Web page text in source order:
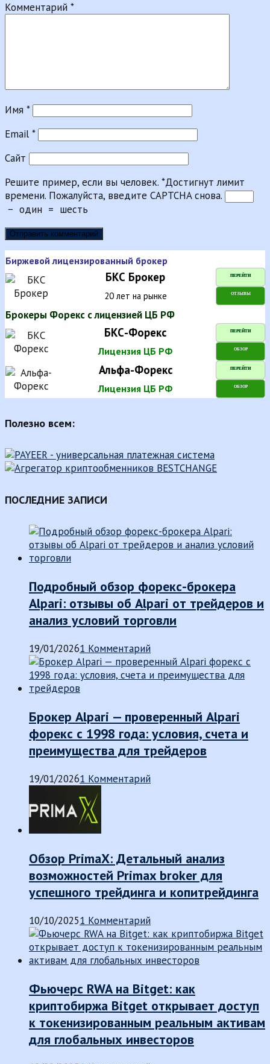
Комментарий *
Имя *
Email *
Сайт
Решите пример, если вы человек. *Достигнут лимит
времени. Пожалуйста, введите CAPTCHA снова.
− один = шесть
Биржевой лицензированный брокер
БКС Брокер ПЕРЕЙТИ
20 лет на рынке ОТЗЫВЫ
Брокеры Форекс с лицензией ЦБ РФ
БКС-Форекс ПЕРЕЙТИ
Лицензия ЦБ РФ ОБЗОР
Альфа-Форекс ПЕРЕЙТИ
Лицензия ЦБ РФ ОБЗОР
Полезно всем:
ПОСЛЕДНИЕ ЗАПИСИ
Подробный обзор форекс-брокера
Alpari: отзывы об Alpari от трейдеров и
анализ условий торговли
19/01/20261 Комментарий
Брокер Alpari — проверенный Alpari
форекс с 1998 года: условия, счета и
преимущества для трейдеров
19/01/20261 Комментарий
Обзор PrimaX: Детальный анализ
возможностей Primax broker для
успешного трейдинга и копитрейдинга
10/10/20251 Комментарий
Фьючерс RWA на Bitget: как
криптобиржа Bitget открывает доступ
к токенизированным реальным активам
для глобальных инвесторов